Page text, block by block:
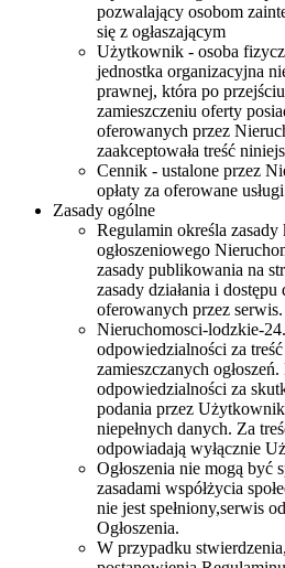
pozwalający osobom
się z ogłaszającym
Użytkownik - osoba
jednostka organizacyjna
prawnej, która po
zamieszczeniu oferty
oferowanych przez
zaakceptowała treść
Cennik - ustalone przez
opłaty za oferowane
Zasady ogólne
Regulamin określa zasady
ogłoszeniowego
zasady publikowania na
zasady działania i dostępu
oferowanych przez serwis.
Nieruchomosci-lodzkie-
odpowiedzialności za
zamieszczanych
odpowiedzialności za
podania przez
niepełnych danych. Za
odpowiadają wyłącznie
Ogłoszenia nie mogą być
zasadami współżycia
nie jest spełniony,serwis
Ogłoszenia.
W przypadku